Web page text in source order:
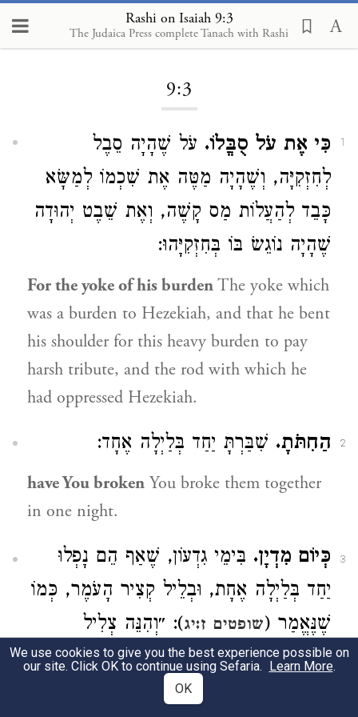
Rashi on Isaiah 9:3
The Judaica Press complete Tanach with Rashi
Loading...
9:3
1 כִּי אֶת עֹל סֻבֳּלוֹ. עֹל שֶׁהָיָה סֵבֶל
לְחִזְקִיָּה, וְשֶׁהָיָה מַטֶּה אֶת שִׁכְמוֹ לְמַשָּׂא
כָּבֵד לְהַעֲלוֹת מַס קָשֶׁה, וְאֶת שֵׁבֶט יְהוּדָה
שֶׁהָיָה נוֹגֵשׂ בּוֹ בְּחִזְקִיָּהוּ:
For the yoke of his burdenThe yoke which
was a burden to Hezekiah, and that he bent
his shoulder for this heavy burden to pay
harsh tribute, and the rod with which he
had oppressed Hezekiah.
2 הַחִתֹּתָ. שִׁבַּרְתָּ יַחַד בְּלַיְלָה אֶחָד:
have You broken You broke them together
in one night.
3 כְּיוֹם מִדְיָן. בִּימֵי גִדְעוֹן, שֶׁאַף הֵם נָפְלוּ
יַחַד בְּלַיְלָה אֶחָת, וּבְלֵיל קְצִיר הָעֹמֶר, כְּמוֹ
שֶׁנֶּאֱמַר (שופטים ז:יג): ״וְהִנֵּה צְלִיל
שְׂעוֹרִים מִתְהַפֵּךְ בְּמַחֲנֵה מִדְיָן״:
like the day of Midianin Gideon’s time,
We use cookies to give you the best experience possible on
our site. Click OK to continue using Sefaria. Learn More.
OK